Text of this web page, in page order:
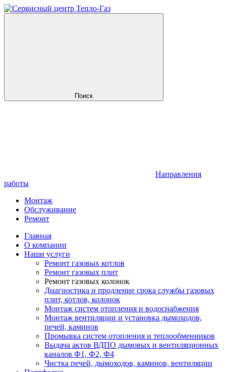
Поиск
Направления
работы
Монтаж
Обслуживание
Ремонт
Главная
О компании
Наши услуги
Ремонт газовых котлов
Ремонт газовых плит
Ремонт газовых колонок
Диагностика и продление срока службы газовых
плит, котлов, колонок
Монтаж систем отопления и водоснабжения
Монтаж вентиляции и установка дымоходов,
печей, каминов
Промывка систем отопления и теплообменников
Выдача актов ВДПО дымовых и вентиляционных
каналов Ф1, Ф2, Ф4
Чистка печей, дымоходов, каминов, вентиляции